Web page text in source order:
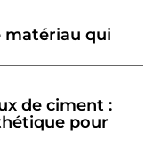
matériau qui
de ciment :
pour